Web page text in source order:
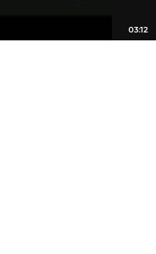
03:12